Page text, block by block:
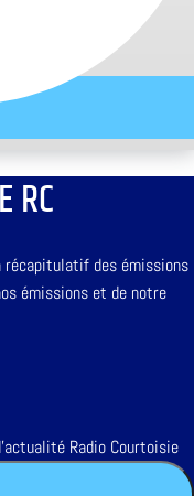
RC
récapitulatif des émissions
émissions et de notre
Radio Courtoisie